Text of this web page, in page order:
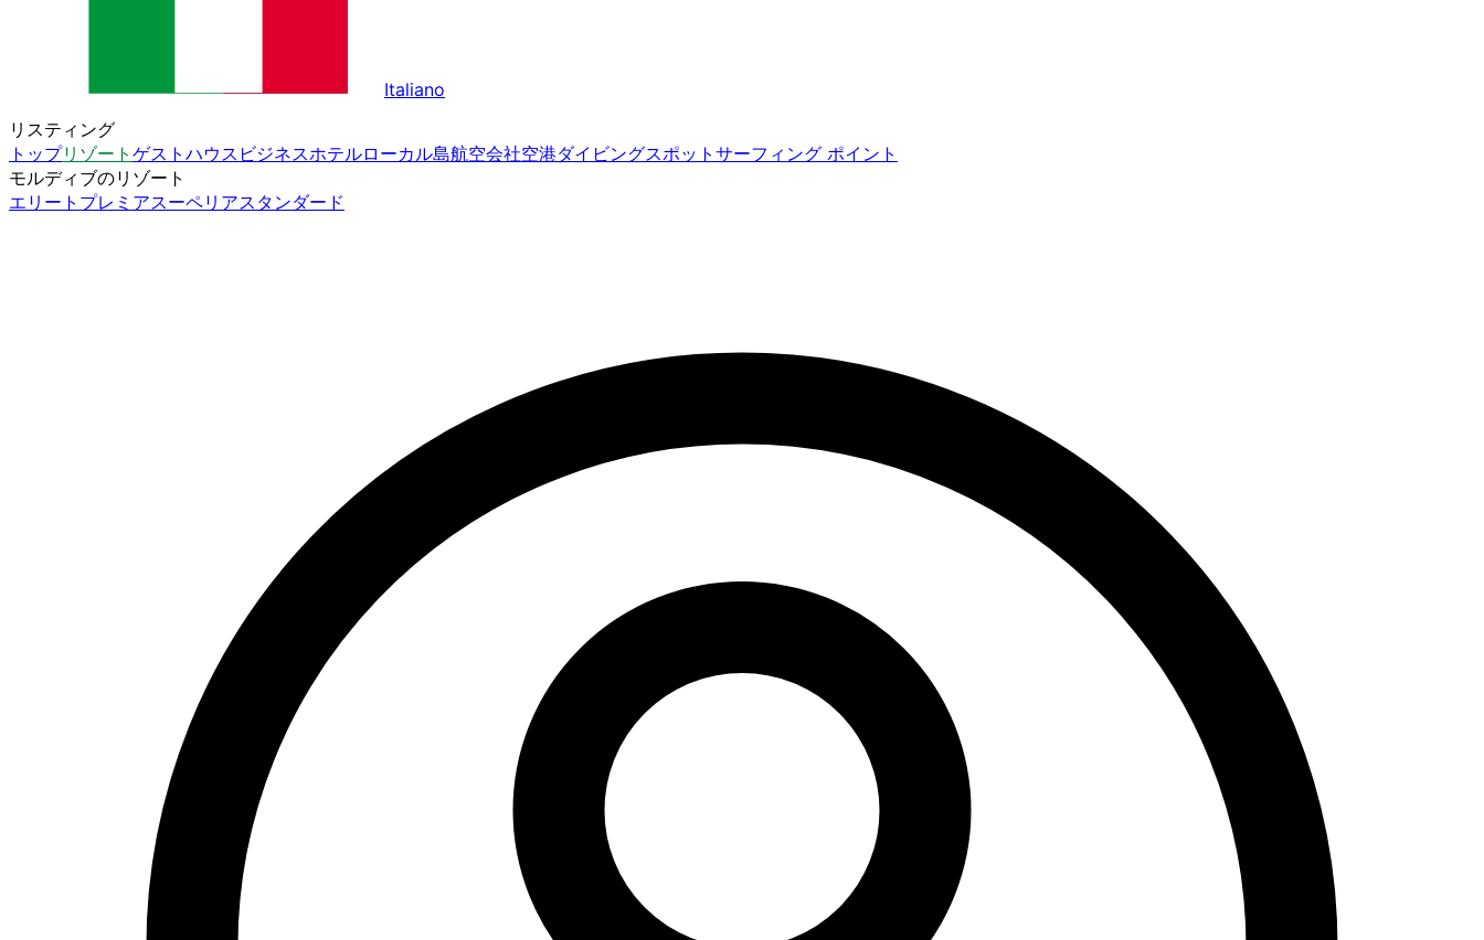
Italiano
リスティング
トップリゾート ゲストハウス ビジネスホテルローカル島航空会社空港ダイビングスポット サーフィング ポイント
モルディブのリゾート
エリート プレミアスーペリアスタンダード